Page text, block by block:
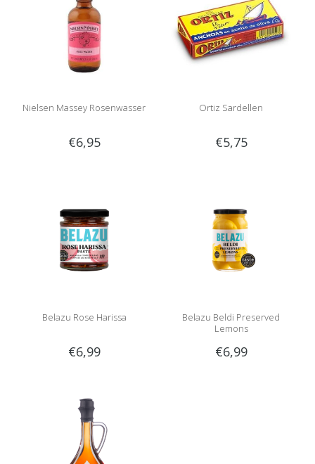
Nielsen Massey Rosenwasser
€6,95
Ortiz Sardellen
€5,75
Belazu Rose Harissa
€6,99
Belazu Beldi Preserved
Lemons
€6,99